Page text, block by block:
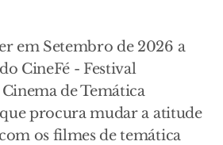
em Setembro de 2026 a
CineFé - Festival
de Temática
procura mudar a atitude
os filmes de temática